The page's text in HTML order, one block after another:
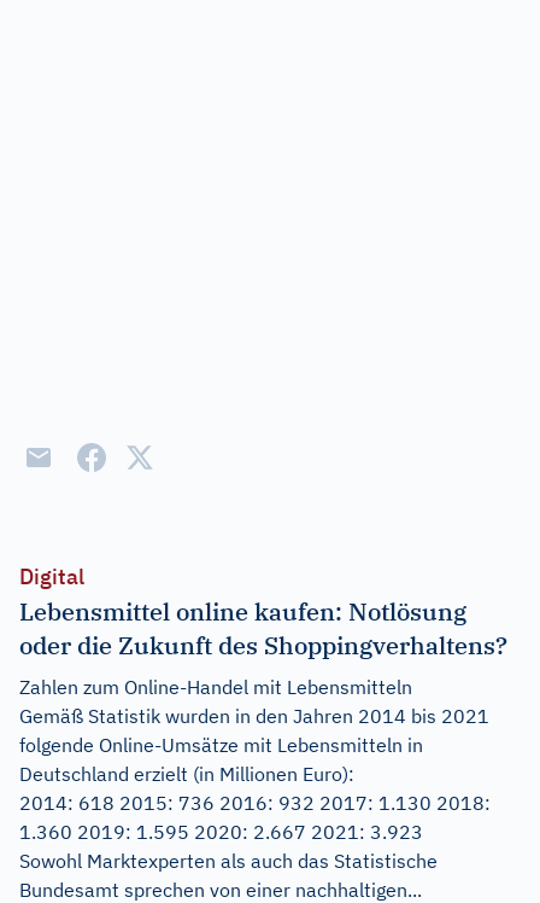
Digital
Lebensmittel online kaufen: Notlösung
oder die Zukunft des Shoppingverhaltens?
Zahlen zum Online-Handel mit Lebensmitteln
Gemäß Statistik wurden in den Jahren 2014 bis 2021
folgende Online-Umsätze mit Lebensmitteln in
Deutschland erzielt (in Millionen Euro):
2014: 618 2015: 736 2016: 932 2017: 1.130 2018:
1.360 2019: 1.595 2020: 2.667 2021: 3.923
Sowohl Marktexperten als auch das Statistische
Bundesamt sprechen von einer nachhaltigen...